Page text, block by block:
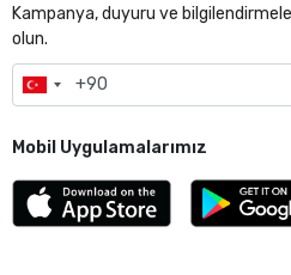
Kampanya, duyuru ve
olun.
Mobil Uygulamalarımız